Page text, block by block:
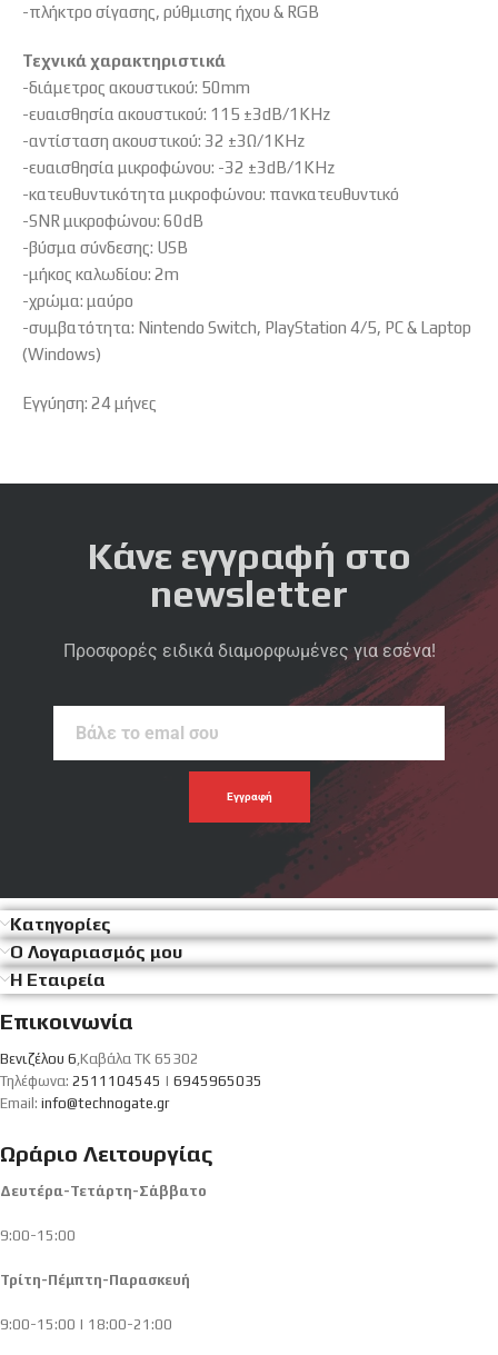
-πλήκτρο σίγασης, ρύθμισης ήχου & RGB
Τεχνικά χαρακτηριστικά
-διάμετρος ακουστικού: 50mm
-ευαισθησία ακουστικού: 115 ±3dB/1KHz
-αντίσταση ακουστικού: 32 ±3Ω/1KHz
-ευαισθησία μικροφώνου: -32 ±3dB/1KHz
-κατευθυντικότητα μικροφώνου: πανκατευθυντικό
-SNR μικροφώνου: 60dB
-βύσμα σύνδεσης: USB
-μήκος καλωδίου: 2m
-χρώμα: μαύρο
-συμβατότητα: Nintendo Switch, PlayStation 4/5, PC & Laptop
(Windows)
Εγγύηση: 24 μήνες
Κάνε εγγραφή στο
newsletter
Προσφορές ειδικά διαμορφωμένες για εσένα!
Κατηγορίες
Ο Λογαριασμός μου
Η Εταιρεία
Επικοινωνία
Βενιζέλου 6 ,Καβάλα ΤΚ 65302
Τηλέφωνα: 2511104545 | 6945965035
Email: info@technogate.gr
Ωράριο Λειτουργίας
Δευτέρα-Τετάρτη-Σάββατο
9:00-15:00
Τρίτη-Πέμπτη-Παρασκευή
9:00-15:00 | 18:00-21:00